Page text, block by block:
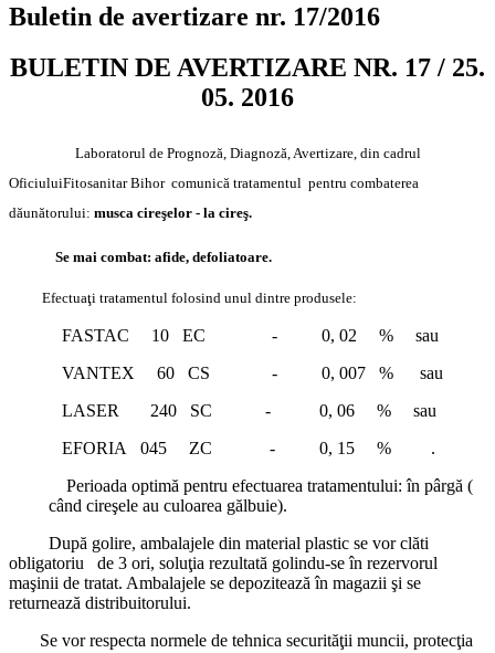
Buletin de avertizare nr. 17/2016
BULETIN DE AVERTIZARE NR. 17 / 25.
05. 2016
Laboratorul de Prognoză, Diagnoză, Avertizare, din cadrul
OficiuluiFitosanitar Bihor comunică tratamentul pentru combaterea
dăunătorului: musca cireşelor - la cireş.
Se mai combat: afide, defoliatoare.
Efectuaţi tratamentul folosind unul dintre produsele:
FASTAC 10 EC - 0, 02 % sau
VANTEX 60 CS - 0, 007 % sau
LASER 240 SC - 0, 06 % sau
EFORIA 045 ZC - 0, 15 % .
Perioada optimă pentru efectuarea tratamentului: în pârgă (
când cireşele au culoarea gălbuie).
După golire, ambalajele din material plastic se vor clăti
obligatoriu de 3 ori, soluţia rezultată golindu-se în rezervorul
maşinii de tratat. Ambalajele se depozitează în magazii şi se
returnează distribuitorului.
Se vor respecta normele de tehnica securităţii muncii, protecţia